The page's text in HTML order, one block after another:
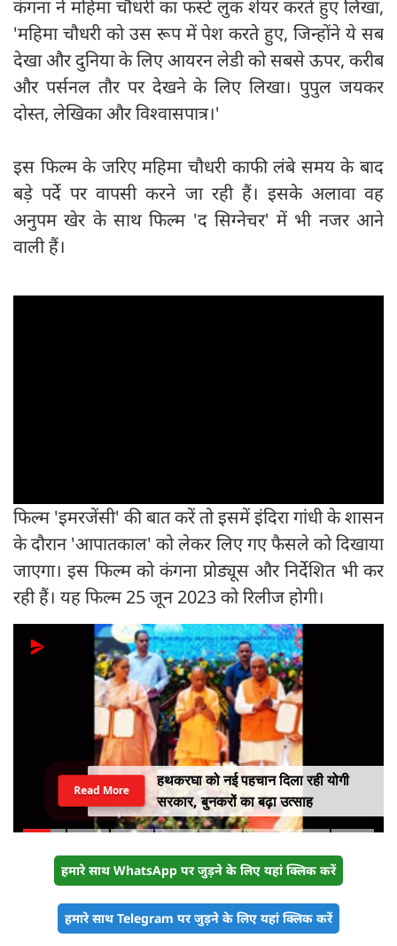
कंगना ने महिमा चौधरी का फर्स्ट लुक शेयर करते हुए लिखा,
'महिमा चौधरी को उस रूप में पेश करते हुए, जिन्होंने ये सब
देखा और दुनिया के लिए आयरन लेडी को सबसे ऊपर, करीब
और पर्सनल तौर पर देखने के लिए लिखा। पुपुल जयकर
दोस्त, लेखिका और विश्वासपात्र।'
इस फिल्म के जरिए महिमा चौधरी काफी लंबे समय के बाद
बड़े पर्दे पर वापसी करने जा रही हैं। इसके अलावा वह
अनुपम खेर के साथ फिल्म 'द सिग्नेचर' में भी नजर आने
वाली हैं।
फिल्म 'इमरजेंसी' की बात करें तो इसमें इंदिरा गांधी के शासन
के दौरान 'आपातकाल' को लेकर लिए गए फैसले को दिखाया
जाएगा। इस फिल्म को कंगना प्रोड्यूस और निर्देशित भी कर
रही हैं। यह फिल्म 25 जून 2023 को रिलीज होगी।
हथकरघा को नई पहचान दिला रही योगी
सरकार, बुनकरों का बढ़ा उत्साह
Read More
हमारे साथ WhatsApp पर जुड़ने के लिए यहां क्लिक करें
हमारे साथ Telegram पर जुड़ने के लिए यहां क्लिक करें